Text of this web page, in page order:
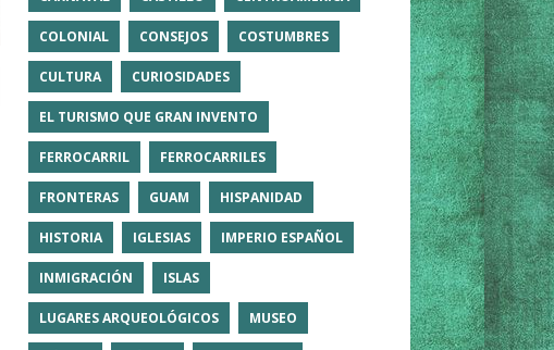
COLONIAL CONSEJOS COSTUMBRES
CULTURA CURIOSIDADES
EL TURISMO QUE GRAN INVENTO
FERROCARRIL FERROCARRILES
FRONTERAS GUAM HISPANIDAD
HISTORIA IGLESIAS IMPERIO ESPAÑOL
INMIGRACIÓN ISLAS
LUGARES ARQUEOLÓGICOS MUSEO